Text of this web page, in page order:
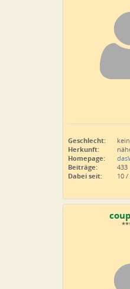
Geschlecht:
Herkunft:
Homepage:
Beiträge:
433
Dabei seit:
10 /